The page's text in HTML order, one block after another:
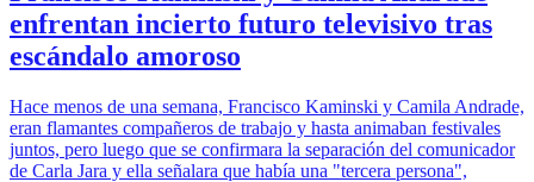
enfrentan incierto futuro televisivo tras
escándalo amoroso
Hace menos de una semana, Francisco Kaminski y Camila Andrade,
eran flamantes compañeros de trabajo y hasta animaban festivales
juntos, pero luego que se confirmara la separación del comunicador
de Carla Jara y ella señalara que había una "tercera persona",